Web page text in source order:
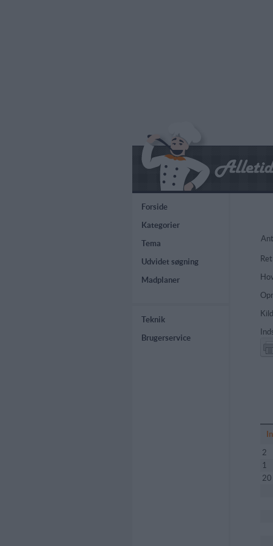
Forside
Kategorier
Tema
Udvidet søgning
Madplaner
Teknik
Brugerservice
2
1
20